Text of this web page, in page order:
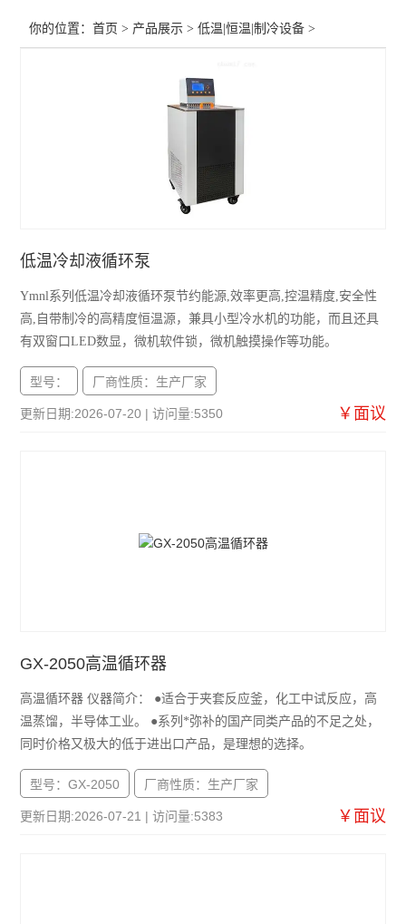
你的位置：首页 > 产品展示 >低温|恒温|制冷设备 >
低温冷却液循环泵
Ymnl系列低温冷却液循环泵节约能源,效率更高,控温精度,安全性
高,自带制冷的高精度恒温源，兼具小型冷水机的功能，而且还具
有双窗口LED数显，微机软件锁，微机触摸操作等功能。
型号： 厂商性质：生产厂家
更新日期:2026-07-20 | 访问量:5350 ￥面议
GX-2050高温循环器
高温循环器 仪器简介： ●适合于夹套反应釜，化工中试反应，高
温蒸馏，半导体工业。 ●系列*弥补的国产同类产品的不足之处，
同时价格又极大的低于进出口产品，是理想的选择。
型号：GX-2050 厂商性质：生产厂家
更新日期:2026-07-21 | 访问量:5383 ￥面议